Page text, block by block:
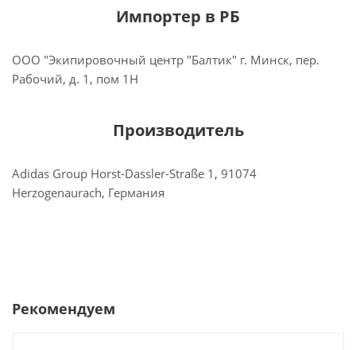
Импортер в РБ
ООО "Экипировочный центр "Балтик" г. Минск, пер.
Рабочий, д. 1, пом 1Н
Производитель
Adidas Group Horst-Dassler-Straße 1, 91074
Herzogenaurach, Германия
Рекомендуем